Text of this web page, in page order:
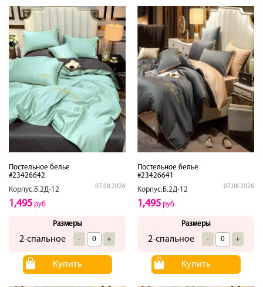
Постельное белье
#23426642
Корпус.Б.2Д-12
07.08.2026
1,495 руб
Размеры
2-спальное - +
Купить
Постельное белье
#23426641
Корпус.Б.2Д-12
07.08.2026
1,495 руб
Размеры
2-спальное - +
Купить